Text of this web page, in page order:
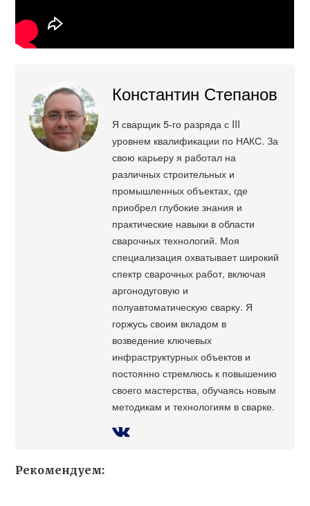
Константин Степанов
Я сварщик 5-го разряда с III
уровнем квалификации по НАКС. За
свою карьеру я работал на
различных строительных и
промышленных объектах, где
приобрел глубокие знания и
практические навыки в области
сварочных технологий. Моя
специализация охватывает широкий
спектр сварочных работ, включая
аргонодуговую и
полуавтоматическую сварку. Я
горжусь своим вкладом в
возведение ключевых
инфраструктурных объектов и
постоянно стремлюсь к повышению
своего мастерства, обучаясь новым
методикам и технологиям в сварке.
Рекомендуем: